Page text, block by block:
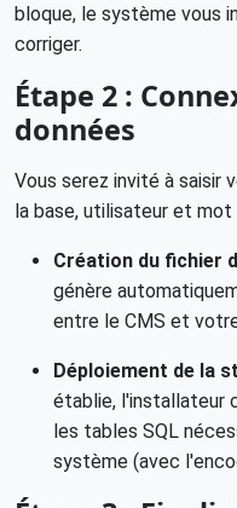
bloque, le système vous
corriger.
Étape 2 :
données
Vous serez invité à saisir
la base, utilisateur et mot
Création du fichier
génère
entre le CMS et
Déploiement de la
établie, l'installateur
les tables SQL
système (avec